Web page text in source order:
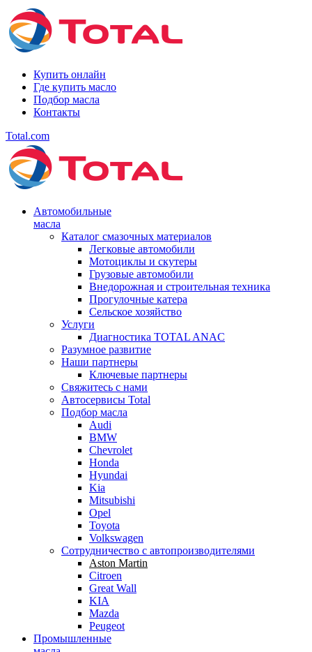
Купить онлайн
Где купить масло
Подбор масла
Контакты
Total.com
Автомобильные
масла
Каталог смазочных материалов
Легковые автомобили
Мотоциклы и скутеры
Грузовые автомобили
Внедорожная и строительная техника
Прогулочные катера
Сельское хозяйство
Услуги
Диагностика TOTAL ANAC
Разумное развитие
Наши партнеры
Ключевые партнеры
Свяжитесь с нами
Автосервисы Total
Подбор масла
Audi
BMW
Chevrolet
Honda
Hyundai
Kia
Mitsubishi
Opel
Toyota
Volkswagen
Сотрудничество с автопроизводителями
Aston Martin
Citroen
Great Wall
KIA
Mazda
Peugeot
Промышленные